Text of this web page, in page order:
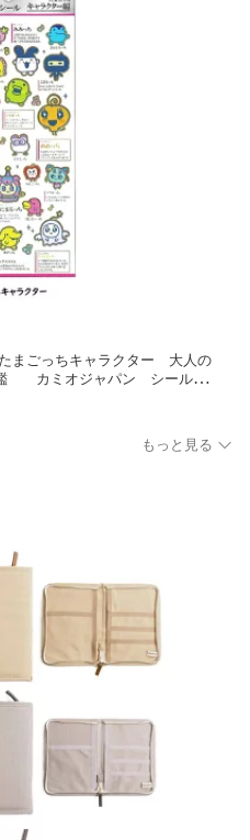
まごっちキャラクター 大人の
カミオジャパン シール 0
もっと見る